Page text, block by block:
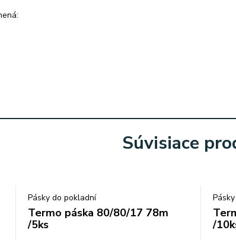
Súvisiace
Pásky do pokladní
Termo páska 80/80/17 78m
/5ks
/